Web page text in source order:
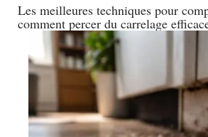
Les meilleures techniques pour
comment percer du carrelage